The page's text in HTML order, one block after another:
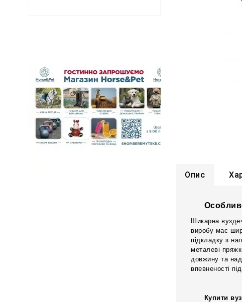
Опис
Шикарна
виробу має
підкладку з
металеві
довжину та
впевненості
Купити